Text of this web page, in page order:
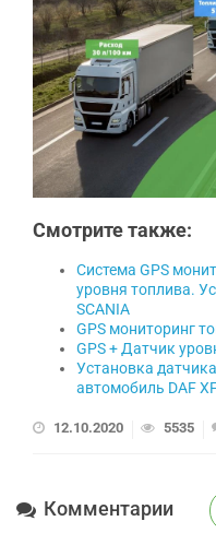
Смотрите также:
Система GPS
уровня топлива.
SCANIA
GPS мониторинг
GPS + Датчик
Установка
автомобиль DAF
12.10.2020 5535
Комментарии